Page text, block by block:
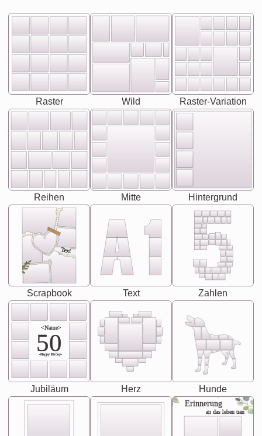
Raster Wild Raster-Variation
Reihen Mitte Hintergrund
Text
Scrapbook Text Zahlen
<Name>
50
-Happy Birday-
Jubiläum Herz Hunde
Erinnerung
an das leben uan